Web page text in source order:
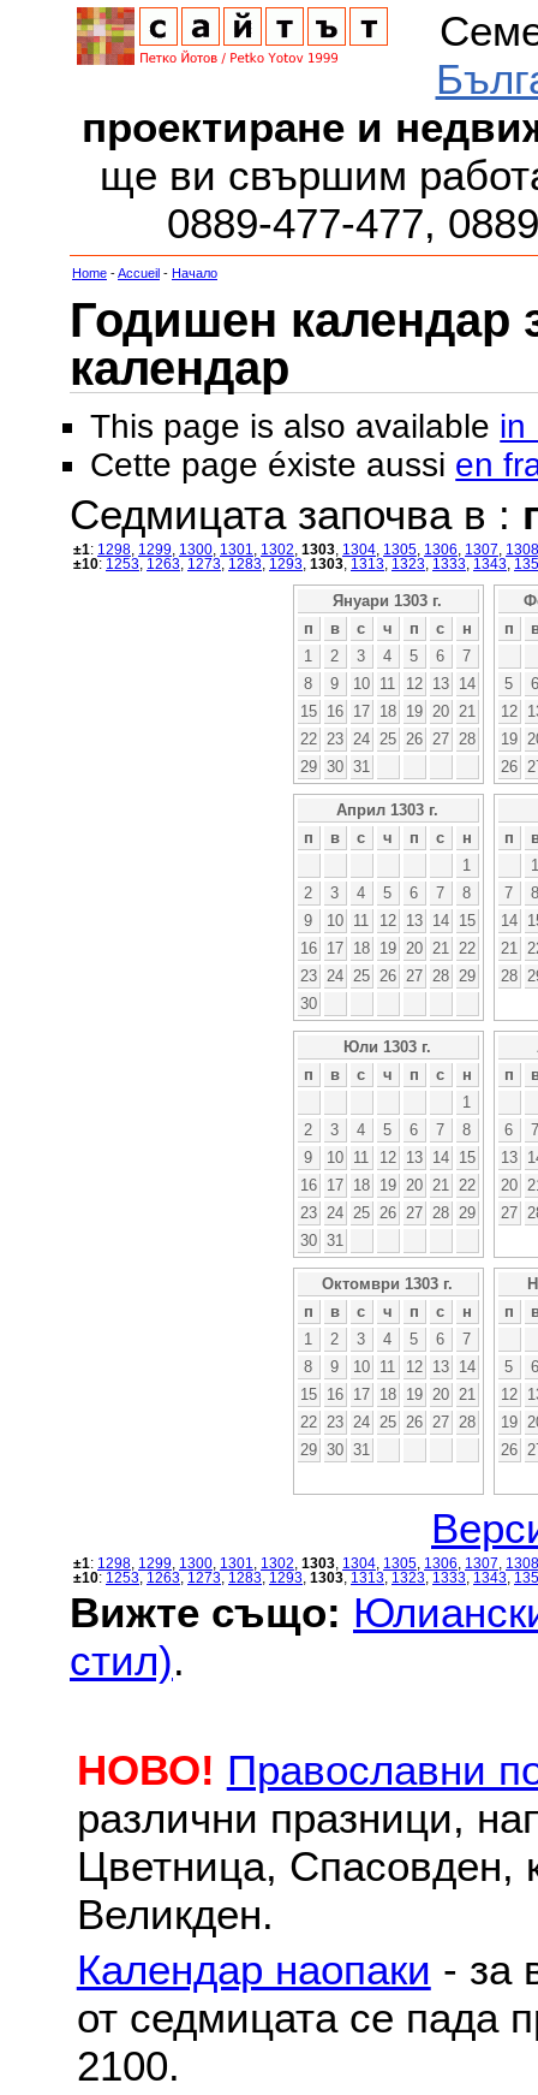
проектиране и
ще ви свършим
0889-477-477,
Home -Accueil - Начало
Годишен календар
календар
This page is also available in
Cette page éxiste aussi en
Седмицата започва в :
±1: 1298 1299 1300 1301 1302 1303 1304 1305 1306 1307
1308
±10: 1253 1263 1273 1283 1293 1303 1313 1323 1333 1343
Януари 1303 г.
п
в с ч п с
н
1
2 3 4 5 6
7
8
9 10 11 12 13
14
15
16 17 18 19 20
21
22
23 24 25 26 27
28
29 30 31
п
5
6
12
19
26
Април 1303 г.
п
в с ч п с
н
1
2
3 4 5 6 7
8
9
10 11 12 13 14
15
16
17 18 19 20 21
22
23
24 25 26 27 28
29
30
п
1
7
8
14
21
28
Юли 1303 г.
п
в с ч п с
н
1
2
3 4 5 6 7
8
9
10 11 12 13 14
15
16
17 18 19 20 21
22
23
24 25 26 27 28
29
30 31
п
6
7
13
20
27
Октомври 1303 г.
п
в с ч п с
н
1
2 3 4 5 6
7
8
9 10 11 12 13
14
15
16 17 18 19 20
21
22
23 24 25 26 27
28
29 30 31
п
5
6
12
19
26
±1: 1298 1299 1300 1301 1302 1303 1304 1305 1306 1307
1308
±10: 1253 1263 1273 1283 1293 1303 1313 1323 1333 1343
Вижте също:
стил).
НОВО! Православни
различни празници,
Цветница, Спасовден,
Великден.
Календар наопаки - за
от седмицата се пада
2100.